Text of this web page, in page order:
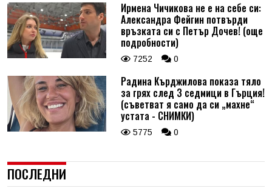
Ирмена Чичикова не е на себе си:
Александра Фейгин потвърди
връзката си с Петър Дочев! (още
подробности)
7252 0
Радина Кърджилова показа тяло
за грях след 3 седмици в Гърция!
(съветват я само да си „махне“
устата - СНИМКИ)
5775 0
ПОСЛЕДНИ